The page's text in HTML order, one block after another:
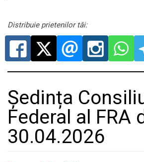
Distribuie prietenilor tăi:
Ședința
Federal al FRA
30.04.2026